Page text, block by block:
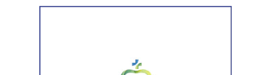
Por otra parte, el organismo avanza con el relevamiento
sectores más deteriorados y mejorar las condiciones de